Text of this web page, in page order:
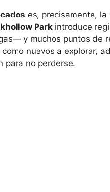
es, precisamente,
Park introduce
y muchos puntos de
nuevos a explorar,
para no perderse.